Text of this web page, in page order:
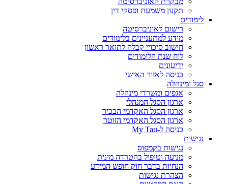
תקנון משמעת ופסקי דין
לימודים
רישום לאוניברסיטה
מידע למתעניינים בלימודים
חישוב סיכויי קבלה לתואר ראשון
לוח שנת הלימודים
ידיעונים
כניסה לאזור האישי
סגל ומינהלה
אגפים ומשרדי מינהלה
ארגון הסגל המנהלי
ארגון הסגל האקדמי הבכיר
ארגון הסגל האקדמי הזוטר
כניסה ל-My Tau
נגישות
נגישות בקמפוס
מניעה וטיפול בהטרדה מינית
הנחיות בדבר חוק חופש המידע
הצהרת נגישות